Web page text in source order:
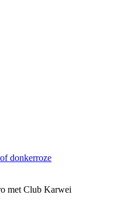
donkerroze
met Club Karwei